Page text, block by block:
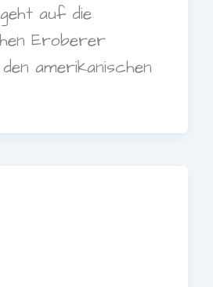
auf die
Eroberer
amerikanischen